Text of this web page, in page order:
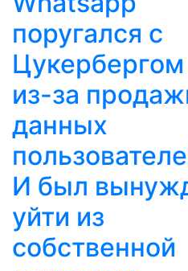
поругался с
Цукербергом
из-за
данных
И был
уйти из
собственной